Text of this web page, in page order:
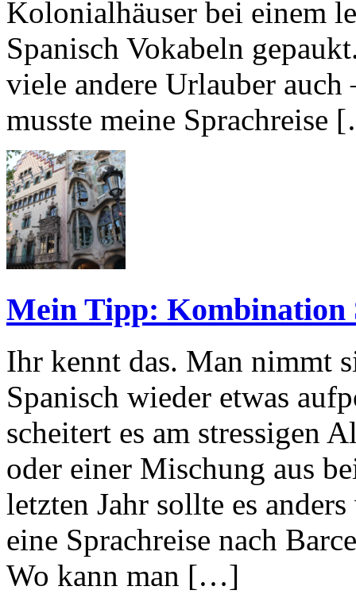
Kolonialhäuser bei einem
Spanisch Vokabeln
viele andere Urlauber
musste meine Sprachreise
Mein Tipp: Kombination
Ihr kennt das. Man nimmt
Spanisch wieder etwas
scheitert es am stressigen
oder einer Mischung aus
letzten Jahr sollte es
eine Sprachreise nach
Wo kann man […]